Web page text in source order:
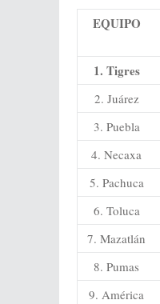
EQUIPO
1. Tigres
2. Juárez
3. Puebla
4. Necaxa
5. Pachuca
6. Toluca
7. Mazatlán
8. Pumas
9. América